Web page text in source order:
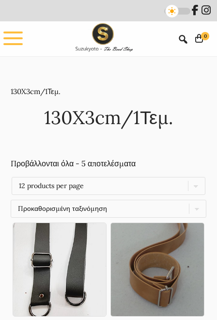
main
content
footer
0
130X3cm/1Τεμ.
130X3cm/1Τεμ.
Προβάλλονται όλα - 5 αποτελέσματα